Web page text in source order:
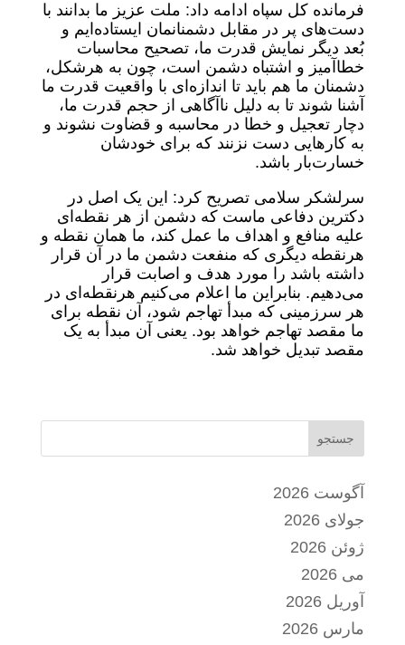
فرمانده کل سپاه ادامه داد: ملت عزیز ما بدانند با
دست‌های پر در مقابل دشمنانمان ایستاده‌ایم و
بُعد دیگر نمایش قدرت ما، تصحیح محاسبات
خطاآمیز و اشتباه دشمن است، چون به هرشکل،
دشمنان ما هم باید تا اندازه‌ای با واقعیت قدرت ما
آشنا شوند تا به دلیل ناآگاهی از حجم قدرت ما،
دچار تعجیل و خطا در محاسبه و قضاوت نشوند و
به کارهایی دست نزنند که برای خودشان
خسارت‌بار باشد.
سرلشکر سلامی تصریح کرد: این یک اصل در
دکترین دفاعی ماست که دشمن از هر نقطه‌ای
علیه منافع و اهداف ما عمل کند، ما همان نقطه و
هرنقطه دیگری که منفعت دشمن ما در آن قرار
داشته باشد را مورد هدف و اصابت قرار
می‌دهیم. بنابراین ما اعلام می‌کنیم هرنقطه‌ای در
هر سرزمینی که مبدأ تهاجم شود، آن نقطه برای
ما مقصد تهاجم خواهد بود. یعنی آن مبدأ به یک
مقصد تبدیل خواهد شد.
جستجو
آگوست 2026
جولای 2026
ژوئن 2026
می 2026
آوریل 2026
مارس 2026